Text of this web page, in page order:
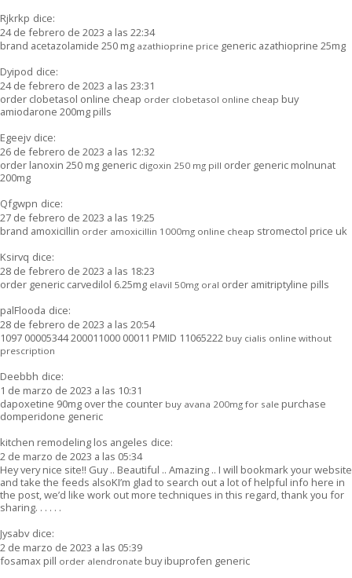
Rjkrkp dice:
24 de febrero de 2023 a las 22:34
brand acetazolamide 250 mg azathioprine price generic azathioprine 25mg
Dyipod dice:
24 de febrero de 2023 a las 23:31
order clobetasol online cheap order clobetasol online cheap buy
amiodarone 200mg pills
Egeejv dice:
26 de febrero de 2023 a las 12:32
order lanoxin 250 mg generic digoxin 250 mg pill order generic molnunat
200mg
Qfgwpn dice:
27 de febrero de 2023 a las 19:25
brand amoxicillin order amoxicillin 1000mg online cheap stromectol price uk
Ksirvq dice:
28 de febrero de 2023 a las 18:23
order generic carvedilol 6.25mg elavil 50mg oral order amitriptyline pills
palFlooda dice:
28 de febrero de 2023 a las 20:54
1097 00005344 200011000 00011 PMID 11065222 buy cialis online without
prescription
Deebbh dice:
1 de marzo de 2023 a las 10:31
dapoxetine 90mg over the counter buy avana 200mg for sale purchase
domperidone generic
kitchen remodeling los angeles dice:
2 de marzo de 2023 a las 05:34
Hey very nice site!! Guy .. Beautiful .. Amazing .. I will bookmark your website
and take the feeds alsoKI’m glad to search out a lot of helpful info here in
the post, we’d like work out more techniques in this regard, thank you for
sharing. . . . . .
Jysabv dice:
2 de marzo de 2023 a las 05:39
fosamax pill order alendronate buy ibuprofen generic